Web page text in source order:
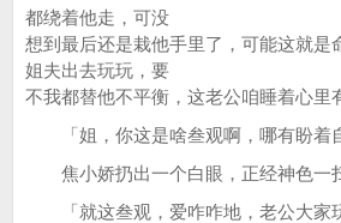
都绕着他走，可没
想到最后还是栽他手里了，可能这就是
姐夫出去玩玩，要
不我都替他不平衡，这老公咱睡着心里
「姐，你这是啥叁观啊，哪有盼着自
焦小娇扔出一个白眼，正经神色一
「就这叁观，爱咋咋地，老公大家玩